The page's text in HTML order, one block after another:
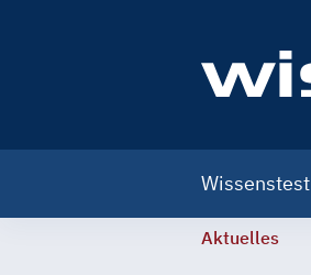
navigation
Wissenstest
Aktuelles